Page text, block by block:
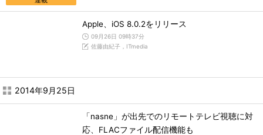
Apple、iOS 8.0.2をリリース
09月26日 09時37分
佐藤由紀子，ITmedia
2014年9月25日
「nasne」が出先でのリモートテレビ視聴に対
応、FLACファイル配信機能も